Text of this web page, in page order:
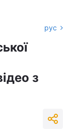
рус
з